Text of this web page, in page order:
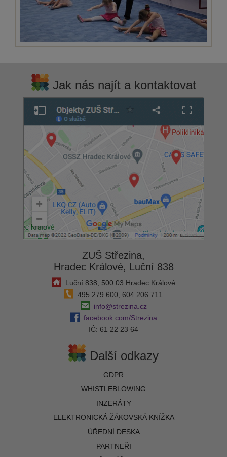
Jak nás najít a kontaktovat
ZUŠ Střezina,
Hradec Králové, Luční 838
Luční 838, 500 03 Hradec Králové
495 279 600, 604 206 711
info@strezina.cz
facebook.com/Strezina
IČ: 61 22 23 64
Další odkazy
GDPR
WHISTLEBLOWING
INZERÁTY
ELEKTRONICKÁ ŽÁKOVSKÁ KNÍŽKA
ÚŘEDNÍ DESKA
PARTNEŘI